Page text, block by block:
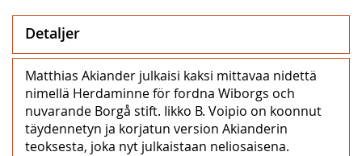
Detaljer
Matthias Akiander julkaisi kaksi mittavaa nidettä
nimellä Herdaminne för fordna Wiborgs och
nuvarande Borgå stift. Iikko B. Voipio on koonnut
täydennetyn ja korjatun version Akianderin
teoksesta, joka nyt julkaistaan neliosaisena.